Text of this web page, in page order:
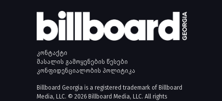
კონტაქტი
მასალის გამოყენების წესები
კონფიდენციალობის პოლიტიკა
Billboard Georgia is a registered trademark of Billboard
Media, LLC. © 2026 Billboard Media, LLC. All rights